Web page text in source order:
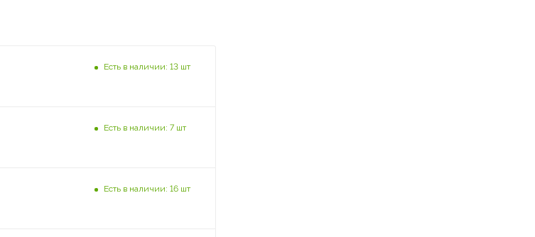
Есть в наличии: 13 шт
Есть в наличии: 7 шт
Есть в наличии: 16 шт